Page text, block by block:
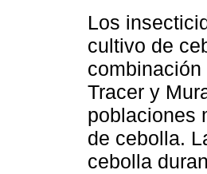
Los
cultivo de
Tracer y
poblaciones
de cebolla.
cebolla